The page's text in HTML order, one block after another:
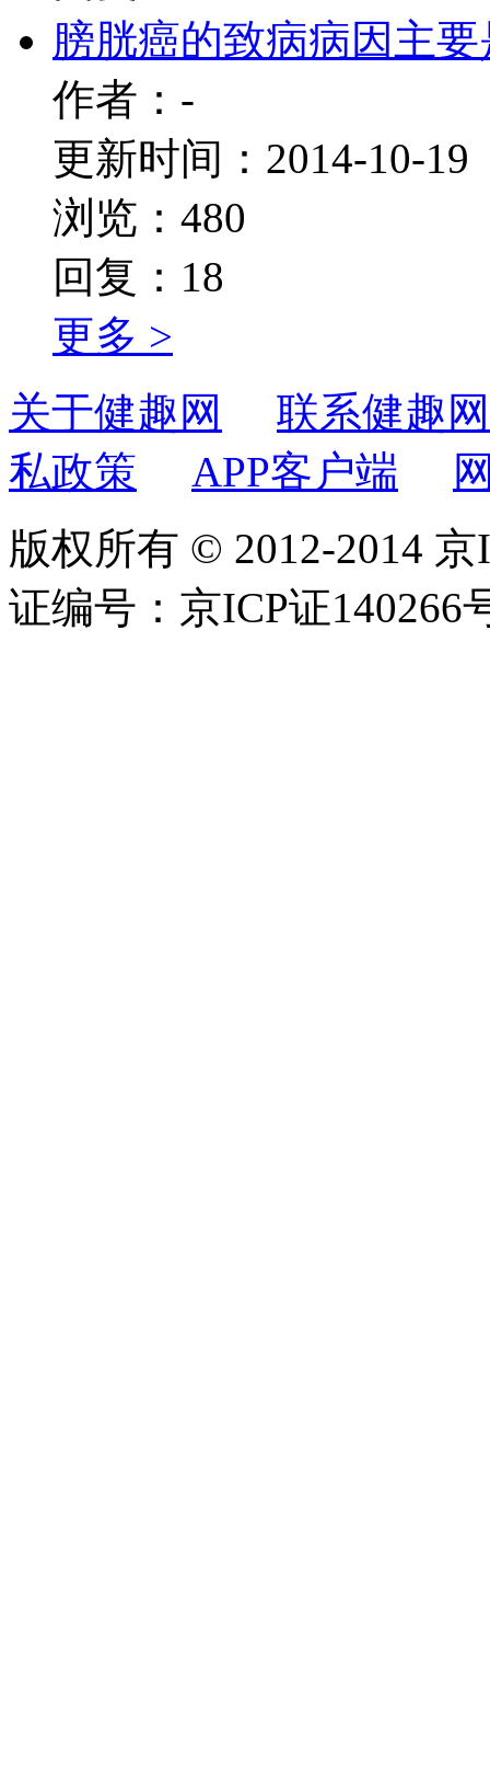
膀胱癌的致病病因主
作者：-
更新时间：2014-10-19
浏览：480
回复：18
更多 >
关于健趣网
联系健趣网
私政策
APP客户端
版权所有 © 2012-2014
证编号：京ICP证140266